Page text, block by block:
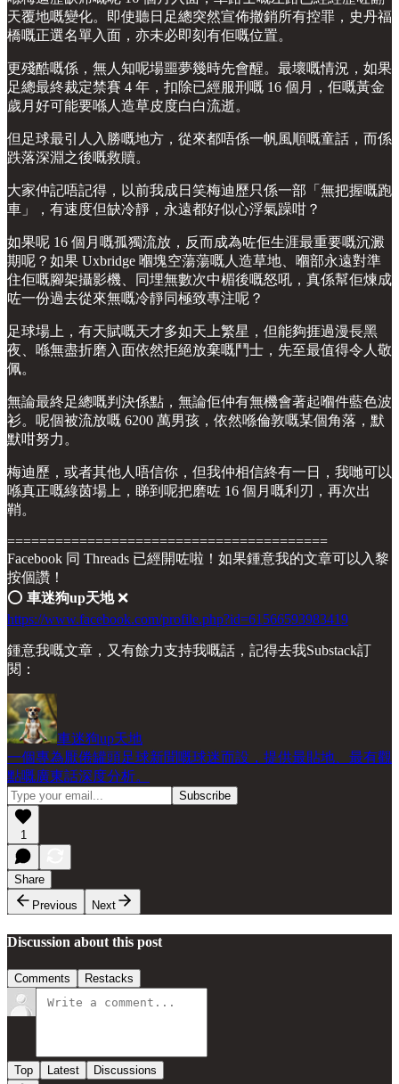
天覆地嘅變化。即使聽日足總突然宣佈撤銷所有控罪，史丹福
橋嘅正選名單入面，亦未必即刻有佢嘅位置。
更殘酷嘅係，無人知呢場噩夢幾時先會醒。最壞嘅情況，如果
足總最終裁定禁賽 4 年，扣除已經服刑嘅 16 個月，佢嘅黃金
歲月好可能要喺人造草皮度白白流逝。
但足球最引人入勝嘅地方，從來都唔係一帆風順嘅童話，而係
跌落深淵之後嘅救贖。
大家仲記唔記得，以前我成日笑梅迪歷只係一部「無把握嘅跑
車」，有速度但缺冷靜，永遠都好似心浮氣躁咁？
如果呢 16 個月嘅孤獨流放，反而成為咗佢生涯最重要嘅沉澱
期呢？如果 Uxbridge 嗰塊空蕩蕩嘅人造草地、嗰部永遠對準
住佢嘅腳架攝影機、同埋無數次中楣後嘅怒吼，真係幫佢煉成
咗一份過去從來無嘅冷靜同極致專注呢？
足球場上，有天賦嘅天才多如天上繁星，但能夠捱過漫長黑
夜、喺無盡折磨入面依然拒絕放棄嘅鬥士，先至最值得令人敬
佩。
無論最終足總嘅判決係點，無論佢仲有無機會著起嗰件藍色波
衫。呢個被流放嘅 6200 萬男孩，依然喺倫敦嘅某個角落，默
默咁努力。
梅迪歷，或者其他人唔信你，但我仲相信終有一日，我哋可以
喺真正嘅綠茵場上，睇到呢把磨咗 16 個月嘅利刃，再次出
鞘。
========================================
Facebook 同 Threads 已經開咗啦！如果鍾意我的文章可以入黎
按個讚！
⭕️ 車迷狗up天地❌
https://www.facebook.com/profile.php?id=61566593983419
鍾意我嘅文章，又有餘力支持我嘅話，記得去我Substack訂
閱：
車迷狗up天地
一個專為厭倦罐頭足球新聞嘅球迷而設，提供最貼地、最有觀
點嘅廣東話深度分析。
1
Share
Previous
Next
Discussion about this post
Comments Restacks
Top Latest Discussions